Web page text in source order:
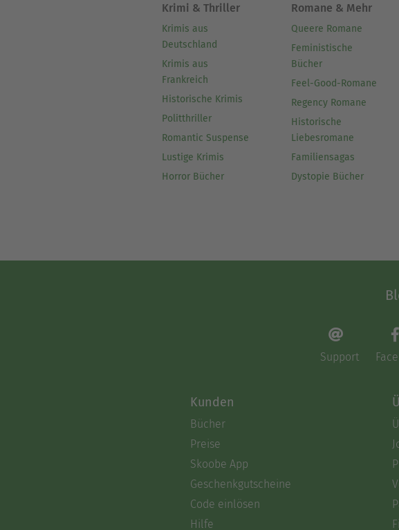
Krimi & Thriller
Krimis aus
Deutschland
Krimis aus
Frankreich
Historische Krimis
Politthriller
Romantic Suspense
Lustige Krimis
Horror Bücher
Romane & Mehr
Queere Romane
Feministische
Bücher
Feel-Good-Romane
Regency Romane
Historische
Liebesromane
Familiensagas
Dystopie Bücher
Support
Kunden
Bücher
Preise
Skoobe App
Geschenkgutscheine
Code einlösen
Hilfe